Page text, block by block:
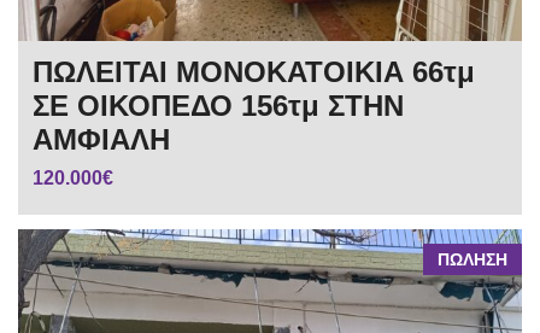
ΠΩΛΕΙΤΑΙ ΜΟΝΟΚΑΤΟΙΚΙΑ 66τμ
ΣΕ ΟΙΚΟΠΕΔΟ 156τμ ΣΤΗΝ
ΑΜΦΙΑΛΗ
120.000€
ΠΩΛΗΣΗ